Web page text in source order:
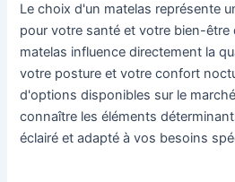
Le choix d'un matelas représente
pour votre santé et votre bien-être
matelas influence directement la
votre posture et votre confort
d'options disponibles sur le
connaître les éléments
éclairé et adapté à vos besoins